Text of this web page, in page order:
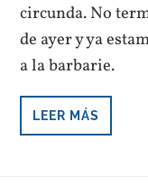
circunda. No
de ayer y ya
a la barbarie.
LEER MÁS